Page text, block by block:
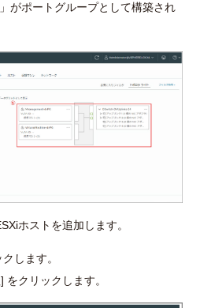
」がポートグループとして構築され
ホストを追加します。
します。
] をクリックします。